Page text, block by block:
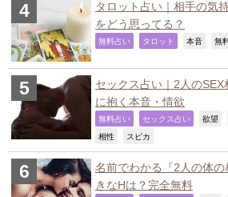
タロット占い｜相手の気
をどう思ってる？
無料占い タロット 本音 無
セックス占い｜2人の
に抱く本音・情欲
無料占い セックス占い 欲望
相性 スピカ
名前でわかる『2人の体
きなHは？完全無料